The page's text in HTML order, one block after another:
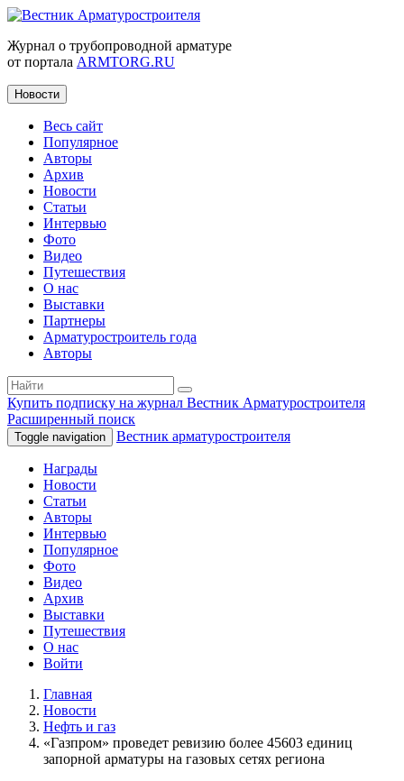
Журнал о трубопроводной арматуре
от портала ARMTORG.RU
Новости
Весь сайт
Популярное
Авторы
Архив
Новости
Статьи
Интервью
Фото
Видео
Путешествия
О нас
Выставки
Партнеры
Арматуростроитель года
Авторы
Купить подписку на журнал Вестник Арматуростроителя
Расширенный поиск
Toggle navigation Вестник арматуростроителя
Награды
Новости
Статьи
Авторы
Интервью
Популярное
Фото
Видео
Архив
Выставки
Путешествия
О нас
Войти
Главная
Новости
Нефть и газ
«Газпром» проведет ревизию более 45603 единиц
запорной арматуры на газовых сетях региона